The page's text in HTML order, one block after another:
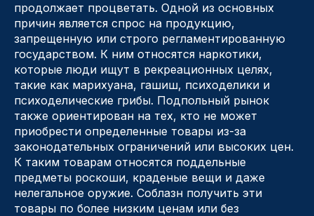
продолжает процветать. Одной из основных
причин является спрос на продукцию,
запрещенную или строго регламентированную
государством. К ним относятся наркотики,
которые люди ищут в рекреационных целях,
такие как марихуана, гашиш, психоделики и
психоделические грибы. Подпольный рынок
также ориентирован на тех, кто не может
приобрести определенные товары из-за
законодательных ограничений или высоких цен.
К таким товарам относятся поддельные
предметы роскоши, краденые вещи и даже
нелегальное оружие. Соблазн получить эти
товары по более низким ценам или без